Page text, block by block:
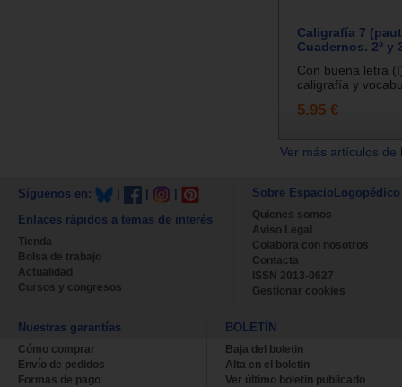
Caligrafía 7
Cuadernos. 2º y
Con buena letra
caligrafía y
5.95 €
Ver más artículos
Síguenos en:
Enlaces rápidos a temas de interés
Tienda
Bolsa de trabajo
Actualidad
Cursos y congresos
Sobre EspacioLogopédico
Quienes somos
Aviso Legal
Colabora con nosotros
Contacta
ISSN 2013-0627
Gestionar cookies
Nuestras garantías
Cómo comprar
Envío de pedidos
Formas de pago
BOLETÍN
Baja del boletin
Alta en el boletin
Ver último boletin publicado